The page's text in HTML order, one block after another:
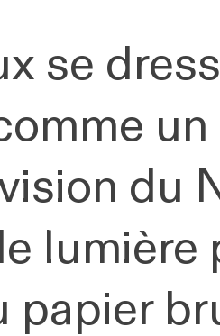
se
du
lumière